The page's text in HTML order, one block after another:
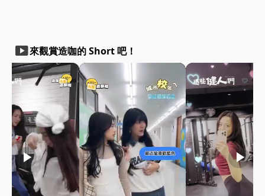
smart_display來觀賞造咖的 Short 吧！
play_arrow play_arrow play_arrow